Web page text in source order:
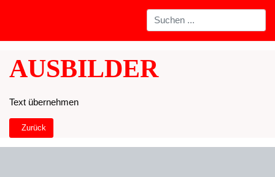
AUSBILDER
Text übernehmen
Vorheriger Beitrag: Willkommen Tablet Startseite
Zurück